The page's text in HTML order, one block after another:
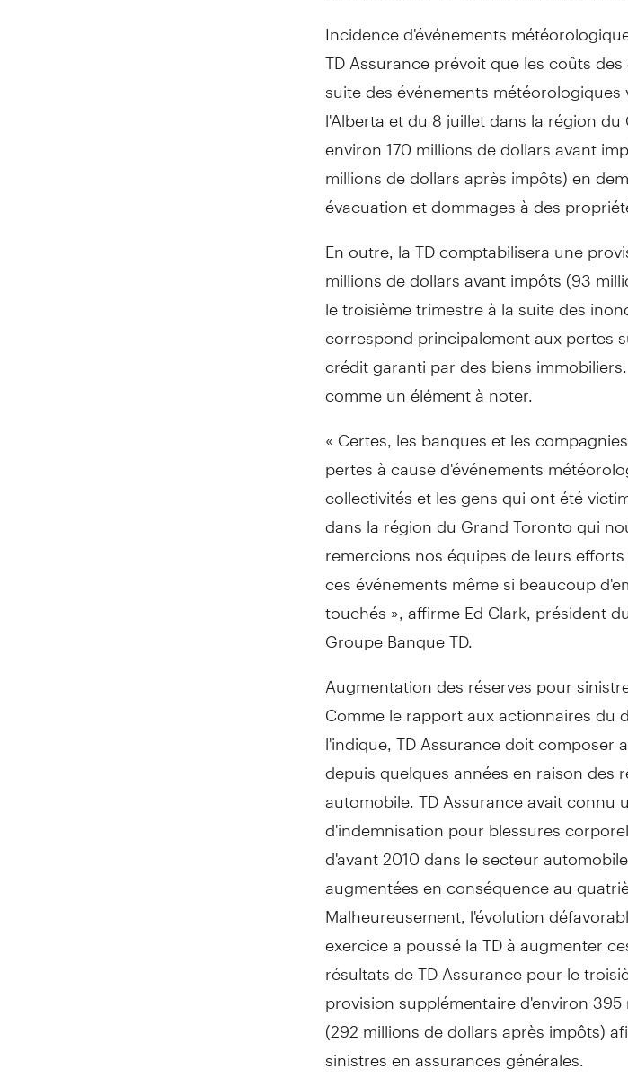
Incidence d'événements
TD Assurance prévoit que les coûts
suite des événements
l'Alberta et du 8 juillet dans la région
environ 170 millions de dollars avant
millions de dollars après impôts) en
évacuation et dommages à des
En outre, la TD comptabilisera une
millions de dollars avant impôts (93
le troisième trimestre à la suite des
correspond principalement aux pertes
crédit garanti par des biens
comme un élément à noter.
« Certes, les banques et les
pertes à cause d'événements
collectivités et les gens qui ont été
dans la région du Grand Toronto qui
remercions nos équipes de leurs
ces événements même si beaucoup
touchés », affirme Ed Clark, président
Groupe Banque TD.
Augmentation des réserves pour
Comme le rapport aux actionnaires du
l'indique, TD Assurance doit
depuis quelques années en raison des
automobile. TD Assurance avait connu
d'indemnisation pour blessures
d'avant 2010 dans le secteur
augmentées en conséquence au
Malheureusement, l'évolution
exercice a poussé la TD à augmenter
résultats de TD Assurance pour le
provision supplémentaire d'environ
(292 millions de dollars après impôts)
sinistres en assurances générales.